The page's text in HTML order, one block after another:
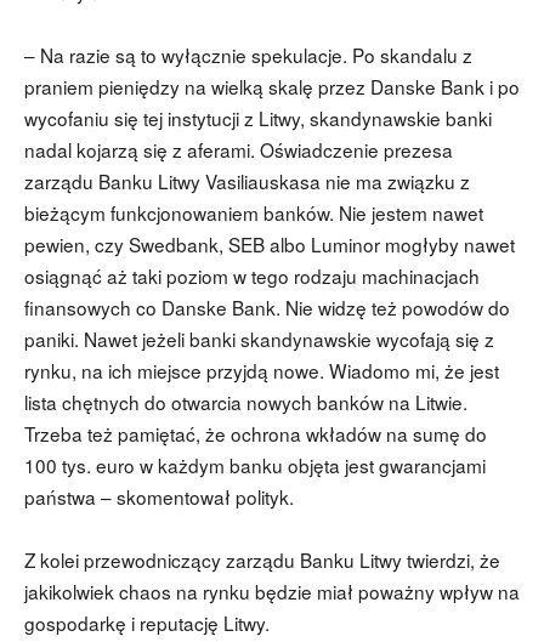
– Na razie są to wyłącznie spekulacje. Po skandalu z
praniem pieniędzy na wielką skalę przez Danske Bank i po
wycofaniu się tej instytucji z Litwy, skandynawskie banki
nadal kojarzą się z aferami. Oświadczenie prezesa
zarządu Banku Litwy Vasiliauskasa nie ma związku z
bieżącym funkcjonowaniem banków. Nie jestem nawet
pewien, czy Swedbank, SEB albo Luminor mogłyby nawet
osiągnąć aż taki poziom w tego rodzaju machinacjach
finansowych co Danske Bank. Nie widzę też powodów do
paniki. Nawet jeżeli banki skandynawskie wycofają się z
rynku, na ich miejsce przyjdą nowe. Wiadomo mi, że jest
lista chętnych do otwarcia nowych banków na Litwie.
Trzeba też pamiętać, że ochrona wkładów na sumę do
100 tys. euro w każdym banku objęta jest gwarancjami
państwa – skomentował polityk.
Z kolei przewodniczący zarządu Banku Litwy twierdzi, że
jakikolwiek chaos na rynku będzie miał poważny wpływ na
gospodarkę i reputację Litwy.